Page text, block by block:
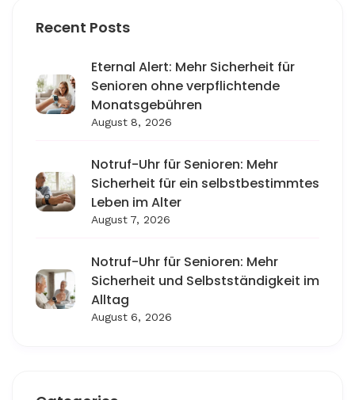
Recent Posts
Eternal Alert: Mehr Sicherheit für
Senioren ohne verpflichtende
Monatsgebühren
August 8, 2026
Notruf-Uhr für Senioren: Mehr
Sicherheit für ein selbstbestimmtes
Leben im Alter
August 7, 2026
Notruf-Uhr für Senioren: Mehr
Sicherheit und Selbstständigkeit im
Alltag
August 6, 2026